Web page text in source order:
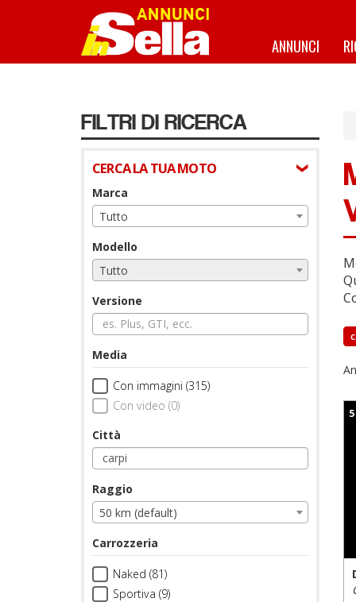
ANNUNCI
FILTRI DI RICERCA
CERCA LA TUA MOTO
Marca
Tutto
Modello
Tutto
Versione
Media
Con immagini (315)
Con video (0)
Città
Raggio
50 km (default)
Carrozzeria
Naked (81)
Sportiva (9)